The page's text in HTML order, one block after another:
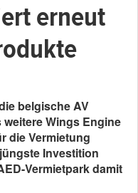
erneut
belgische AV
Wings Engine
die Vermietung
Investition
Vermietpark damit